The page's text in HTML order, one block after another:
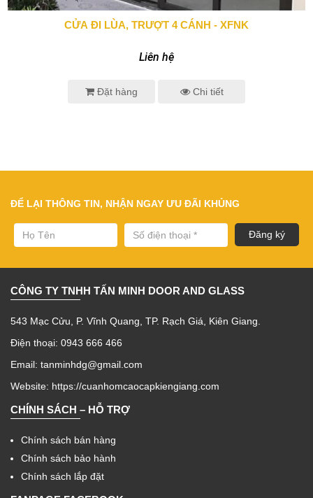
0943 666 466
CỬA ĐI LÙA, TRƯỢT 4 CÁNH - XFNK
Liên hệ
Đặt hàng Chi tiết
ĐỂ LẠI THÔNG TIN, NHẬN NGAY ƯU ĐÃI KHỦNG
CÔNG TY TNHH TẤN MINH DOOR AND GLASS
543 Mạc Cửu, P. Vĩnh Quang, TP. Rạch Giá, Kiên Giang.
Điện thoại: 0943 666 466
Email: tanminhdg@gmail.com
Website: https://cuanhomcaocapkiengiang.com
CHÍNH SÁCH – HỖ TRỢ
Chính sách bán hàng
Chính sách bảo hành
Chính sách lắp đặt